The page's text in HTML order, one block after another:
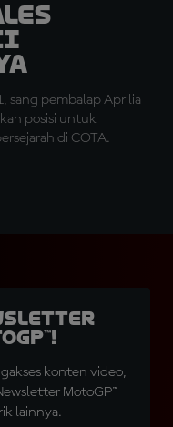
sang pembalap Aprilia
posisi untuk
di COTA.
konten video,
MotoGP™
lainnya.